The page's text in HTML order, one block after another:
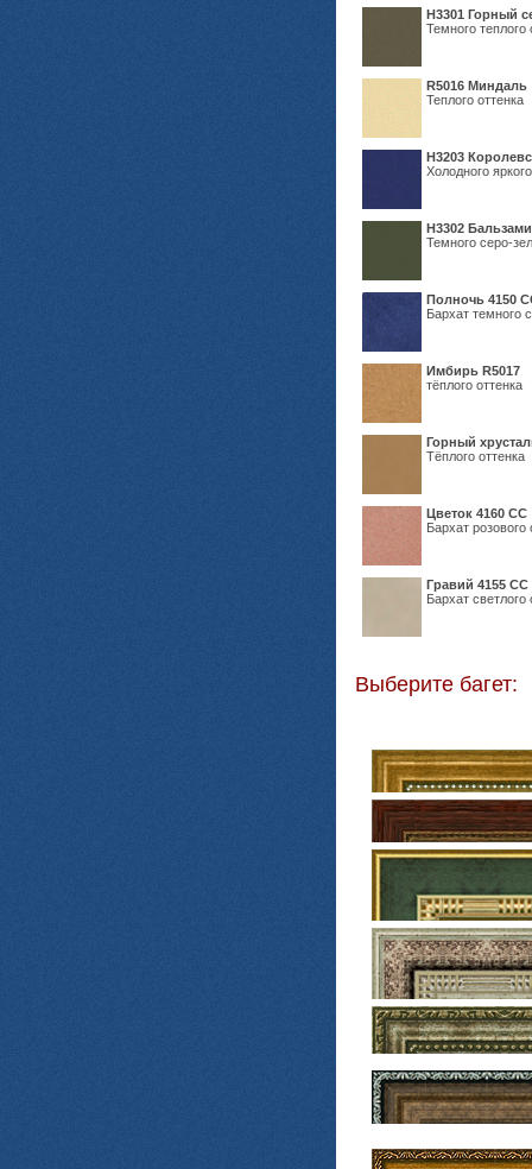
Н3301 Горный
Темного теплого
R5016 Миндаль
Теплого оттенка
Н3203
Холодного
Н3302
Темного серо-
Полночь 4150
Бархат темного
Имбирь R5017
тёплого оттенка
Горный
Тёплого оттенка
Цветок 4160 СС
Бархат розового
Гравий 4155 СС
Бархат светлого
Выберите багет: